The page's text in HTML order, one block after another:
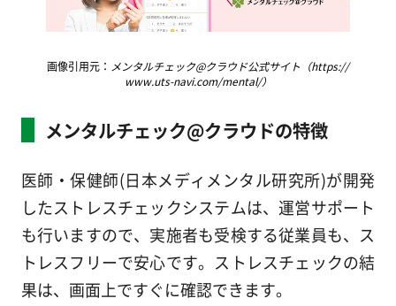
画像引用元： メンタルチェック@クラウド公式サイト（https://
www.uts-navi.com/mental/）
メンタルチェック@クラウドの特徴
医師・保健師(日本メディメンタル研究所)が開発
したストレスチェックシステムは、運営サポート
も行いますので、実施者も受検する従業員も、ス
トレスフリーで安心です。ストレスチェックの結
果は、画面上ですぐに確認できます。